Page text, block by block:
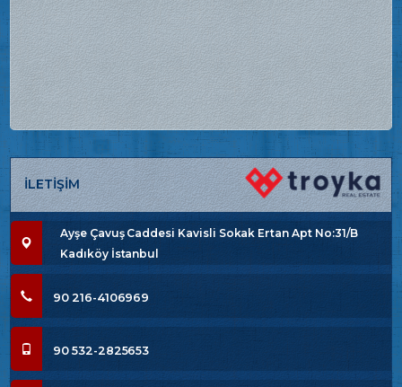
İLETİŞİM
Ayşe Çavuş Caddesi Kavisli Sokak Ertan Apt No:31/B
Kadıköy İstanbul
90 216-4106969
90 532-2825653